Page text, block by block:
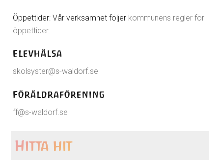
Öppettider: Vår verksamhet följer kommunens regler för
öppettider.
Elevhälsa
skolsyster@s-waldorf.se
Föräldraförening
ff@s-waldorf.se
Hitta hit